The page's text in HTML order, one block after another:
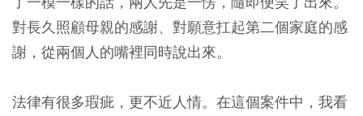
對長久照顧母親的感謝、對願意扛起第二個家庭的感
謝，從兩個人的嘴裡同時說出來。
法律有很多瑕疵，更不近人情。在這個案件中，我看